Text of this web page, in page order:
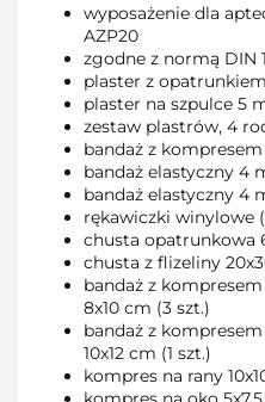
wyposażenie dla
AZP20
zgodne z normą DIN
plaster z
plaster na szpulce 5
zestaw plastrów, 4
bandaż z kompresem
bandaż elastyczny 4
bandaż elastyczny 4
rękawiczki winylowe
chusta opatrunkowa
chusta z flizeliny
bandaż z
8x10 cm (3 szt.)
bandaż z
10x12 cm (1 szt.)
kompres na rany